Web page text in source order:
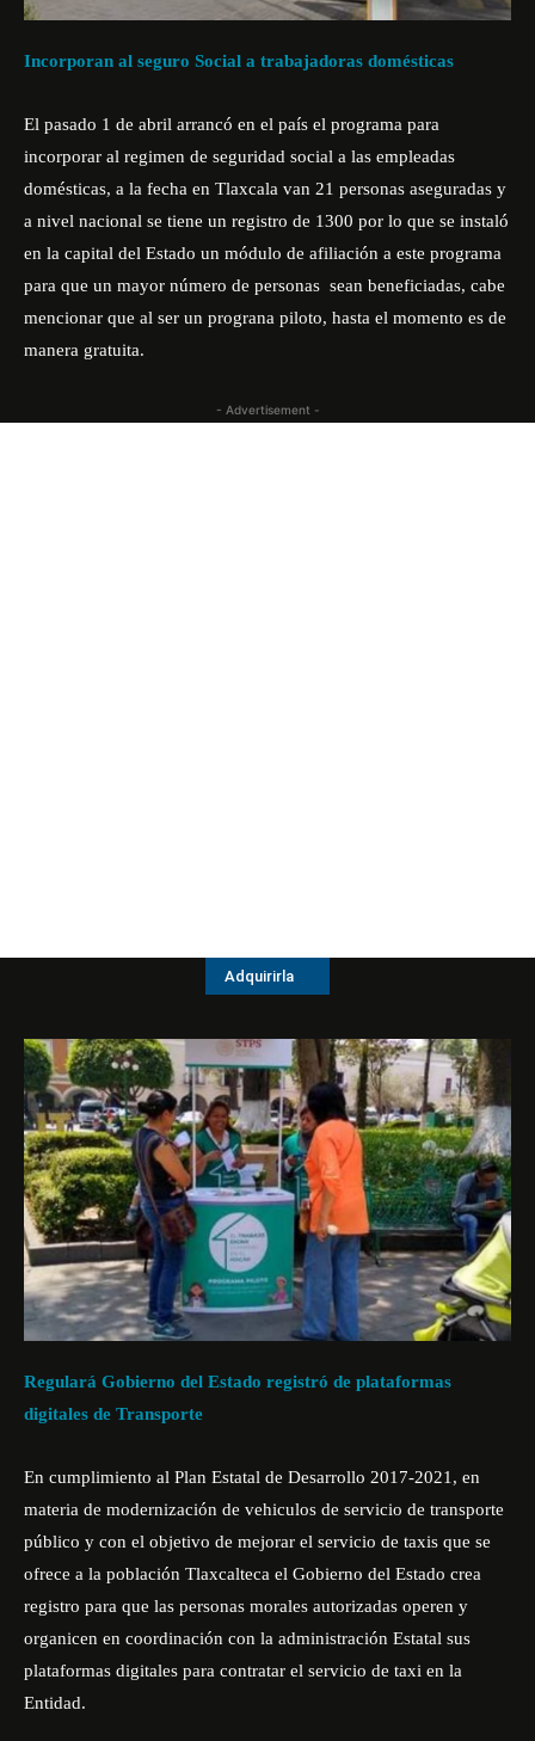
Incorporan al seguro Social a trabajadoras domésticas
El pasado 1 de abril arrancó en el país el programa para
incorporar al regimen de seguridad social a las empleadas
domésticas, a la fecha en Tlaxcala van 21 personas aseguradas y
a nivel nacional se tiene un registro de 1300 por lo que se instaló
en la capital del Estado un módulo de afiliación a este programa
para que un mayor número de personas sean beneficiadas, cabe
mencionar que al ser un prograna piloto, hasta el momento es de
manera gratuita.
- Advertisement -
Adquirirla
Regulará Gobierno del Estado registró de plataformas
digitales de Transporte
En cumplimiento al Plan Estatal de Desarrollo 2017-2021, en
materia de modernización de vehiculos de servicio de transporte
público y con el objetivo de mejorar el servicio de taxis que se
ofrece a la población Tlaxcalteca el Gobierno del Estado crea
registro para que las personas morales autorizadas operen y
organicen en coordinación con la administración Estatal sus
plataformas digitales para contratar el servicio de taxi en la
Entidad.